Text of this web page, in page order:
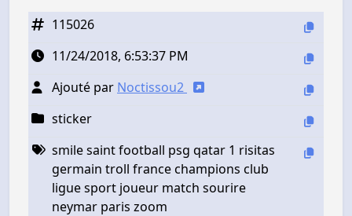
115026
11/24/2018, 6:53:37 PM
Ajouté par Noctissou2
sticker
smile saint football psg qatar 1 risitas
germain troll france champions club
ligue sport joueur match sourire
neymar paris zoom